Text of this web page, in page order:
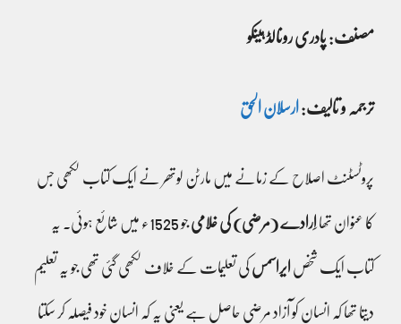
مصنف: پادری رونالڈ ہینکو
ترجمہ و تالیف:ارسلان الحق
پروٹسٹنٹ اصلاح کے زمانے میں مارٹن لوتھر نے ایک کتاب لکھی جس
کا عنوان تھااِرادے (مرضی) کی غلامی جو 1525ء میں شائع ہوئی۔ یہ
کتاب ایک شخصایراسمسکی تعلیمات کے خلاف لکھی گئی تھی جو یہ تعلیم
دیتا تھا کہ انسان کو آزاد مرضی حاصل ہے یعنی یہ کہ انسان خود فیصلہ کر سکتا